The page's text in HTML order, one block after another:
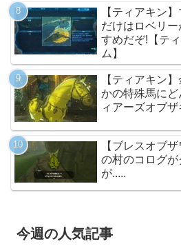
【ティアキン
だけはロベリ
すめだぞ!【テ
ム】
【ティアキン
かの特殊馬に
ィアーズオブザ
【ブレスオブ
の村のコログ
が.....
今週の人気記事